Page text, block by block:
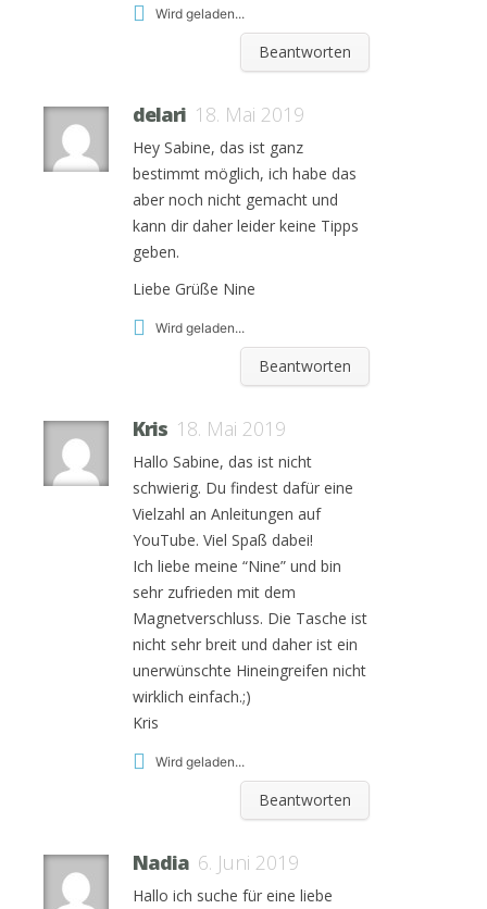
Wird geladen...
Beantworten
delari 18. Mai 2019
Hey Sabine, das ist ganz
bestimmt möglich, ich habe das
aber noch nicht gemacht und
kann dir daher leider keine Tipps
geben.
Liebe Grüße Nine
Wird geladen...
Beantworten
Kris 18. Mai 2019
Hallo Sabine, das ist nicht
schwierig. Du findest dafür eine
Vielzahl an Anleitungen auf
YouTube. Viel Spaß dabei!
Ich liebe meine “Nine” und bin
sehr zufrieden mit dem
Magnetverschluss. Die Tasche ist
nicht sehr breit und daher ist ein
unerwünschte Hineingreifen nicht
wirklich einfach.;)
Kris
Wird geladen...
Beantworten
Nadia 6. Juni 2019
Hallo ich suche für eine liebe